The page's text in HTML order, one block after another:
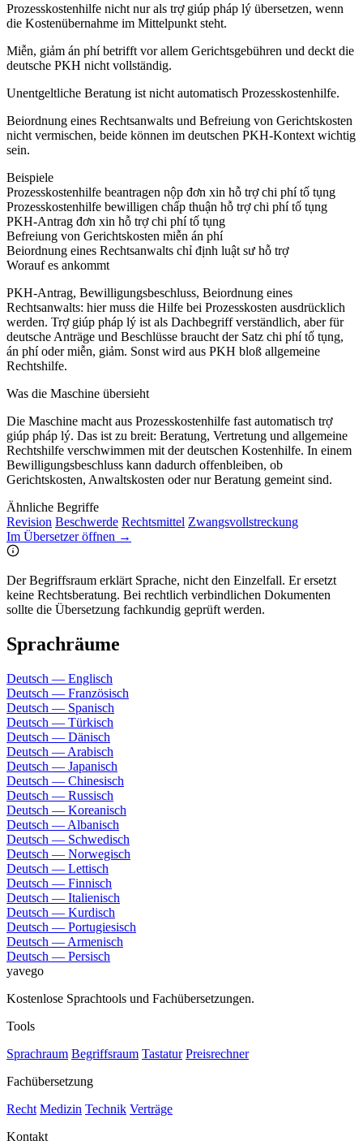
Prozesskostenhilfe nicht nur als trợ giúp pháp lý übersetzen, wenn
die Kostenübernahme im Mittelpunkt steht.
Miễn, giảm án phí betrifft vor allem Gerichtsgebühren und deckt die
deutsche PKH nicht vollständig.
Unentgeltliche Beratung ist nicht automatisch Prozesskostenhilfe.
Beiordnung eines Rechtsanwalts und Befreiung von Gerichtskosten
nicht vermischen, beide können im deutschen PKH-Kontext wichtig
sein.
Beispiele
Prozesskostenhilfe beantragen nộp đơn xin hỗ trợ chi phí tố tụng
Prozesskostenhilfe bewilligen chấp thuận hỗ trợ chi phí tố tụng
PKH-Antrag đơn xin hỗ trợ chi phí tố tụng
Befreiung von Gerichtskosten miễn án phí
Beiordnung eines Rechtsanwalts chỉ định luật sư hỗ trợ
Worauf es ankommt
PKH-Antrag, Bewilligungsbeschluss, Beiordnung eines
Rechtsanwalts: hier muss die Hilfe bei Prozesskosten ausdrücklich
werden. Trợ giúp pháp lý ist als Dachbegriff verständlich, aber für
deutsche Anträge und Beschlüsse braucht der Satz chi phí tố tụng,
án phí oder miễn, giảm. Sonst wird aus PKH bloß allgemeine
Rechtshilfe.
Was die Maschine übersieht
Die Maschine macht aus Prozesskostenhilfe fast automatisch trợ
giúp pháp lý. Das ist zu breit: Beratung, Vertretung und allgemeine
Rechtshilfe verschwimmen mit der deutschen Kostenhilfe. In einem
Bewilligungsbeschluss kann dadurch offenbleiben, ob
Gerichtskosten, Anwaltskosten oder nur Beratung gemeint sind.
Ähnliche Begriffe
Revision Beschwerde Rechtsmittel Zwangsvollstreckung
Im Übersetzer öffnen →
Der Begriffsraum erklärt Sprache, nicht den Einzelfall. Er ersetzt
keine Rechtsberatung. Bei rechtlich verbindlichen Dokumenten
sollte die Übersetzung fachkundig geprüft werden.
Sprachräume
Deutsch — Englisch
Deutsch — Französisch
Deutsch — Spanisch
Deutsch — Türkisch
Deutsch — Dänisch
Deutsch — Arabisch
Deutsch — Japanisch
Deutsch — Chinesisch
Deutsch — Russisch
Deutsch — Koreanisch
Deutsch — Albanisch
Deutsch — Schwedisch
Deutsch — Norwegisch
Deutsch — Lettisch
Deutsch — Finnisch
Deutsch — Italienisch
Deutsch — Kurdisch
Deutsch — Portugiesisch
Deutsch — Armenisch
Deutsch — Persisch
yavego
Kostenlose Sprachtools und Fachübersetzungen.
Tools
Sprachraum Begriffsraum Tastatur Preisrechner
Fachübersetzung
Recht Medizin Technik Verträge
Kontakt